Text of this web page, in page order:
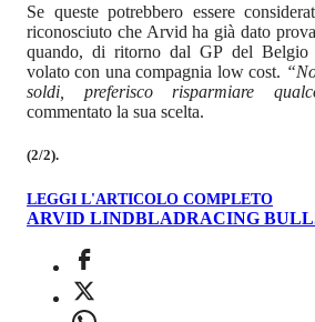
Se queste potrebbero essere
riconosciuto che Arvid ha già dato
quando, di ritorno dal GP del Belgio
volato con una compagnia low cost.
soldi, preferisco risparmiare
commentato la sua scelta.
(2/2).
LEGGI L'ARTICOLO COMPLETO
ARVID LINDBLADRACING